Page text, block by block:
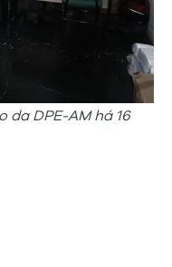
da DPE-AM há 16